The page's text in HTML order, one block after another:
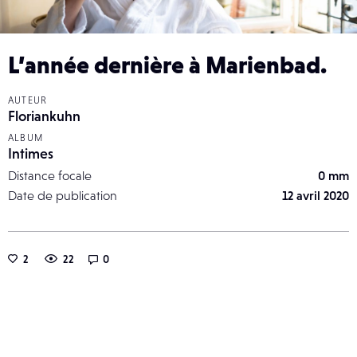
L’année dernière à Marienbad.
AUTEUR
Floriankuhn
ALBUM
Intimes
Distance focale
0 mm
Date de publication
12 avril 2020
2 22 0